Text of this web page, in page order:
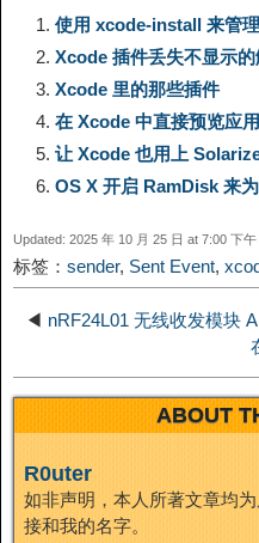
L
i
n
k
g
r
a
m
n
k
e
I
n
使用 xcode-install 来管
Xcode 插件丢失不显示
Xcode 里的那些插件
在 Xcode 中直接预览应
让 Xcode 也用上
OS X 开启 RamDisk 来
Updated: 2025 年 10 月 25 日 at 7:00 下午
标签： sender, Sent Event,
◀ nRF24L01 无线收发模块
ABOUT
R0uter
如非声明，本人所著文章均
接和我的名字。